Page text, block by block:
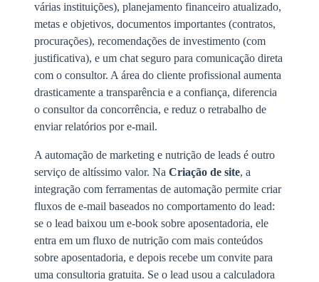
várias instituições), planejamento financeiro atualizado,
metas e objetivos, documentos importantes (contratos,
procurações), recomendações de investimento (com
justificativa), e um chat seguro para comunicação direta
com o consultor. A área do cliente profissional aumenta
drasticamente a transparência e a confiança, diferencia
o consultor da concorrência, e reduz o retrabalho de
enviar relatórios por e-mail.
A automação de marketing e nutrição de leads é outro
serviço de altíssimo valor. Na Criação de site, a
integração com ferramentas de automação permite criar
fluxos de e-mail baseados no comportamento do lead:
se o lead baixou um e-book sobre aposentadoria, ele
entra em um fluxo de nutrição com mais conteúdos
sobre aposentadoria, e depois recebe um convite para
uma consultoria gratuita. Se o lead usou a calculadora